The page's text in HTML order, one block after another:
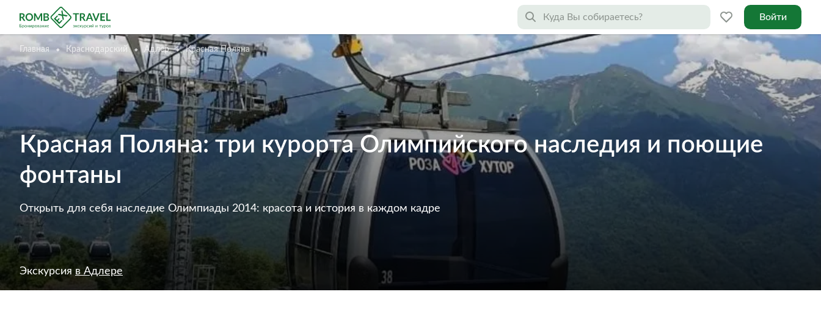
Войти
Главная Краснодарский Адлер Красная Поляна
Красная Поляна: три курорта Олимпийского наследия и поющие
фонтаны
Открыть для себя наследие Олимпиады 2014: красота и история в каждом кадре
Экскурсия в Адлере